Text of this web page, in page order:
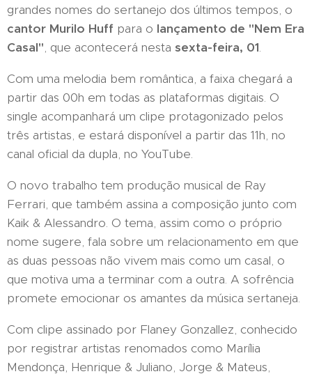
grandes nomes do sertanejo dos últimos tempos, o
cantor Murilo Huff para o lançamento de "Nem Era
Casal", que acontecerá nesta sexta-feira, 01.
Com uma melodia bem romântica, a faixa chegará a
partir das 00h em todas as plataformas digitais. O
single acompanhará um clipe protagonizado pelos
três artistas, e estará disponível a partir das 11h, no
canal oficial da dupla, no YouTube.
O novo trabalho tem produção musical de Ray
Ferrari, que também assina a composição junto com
Kaik & Alessandro. O tema, assim como o próprio
nome sugere, fala sobre um relacionamento em que
as duas pessoas não vivem mais como um casal, o
que motiva uma a terminar com a outra. A sofrência
promete emocionar os amantes da música sertaneja.
Com clipe assinado por Flaney Gonzallez, conhecido
por registrar artistas renomados como Marília
Mendonça, Henrique & Juliano, Jorge & Mateus,